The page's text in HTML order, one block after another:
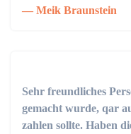
Meik Braunstein
Sehr freundliches
gemacht wurde, qar
zahlen sollte. Haben